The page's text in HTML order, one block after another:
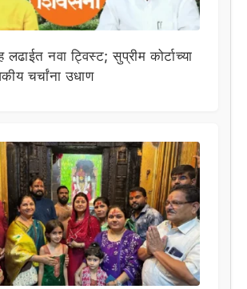
लढाईत नवा ट्विस्ट; सुप्रीम कोर्टाच्या
चर्चांना उधाण